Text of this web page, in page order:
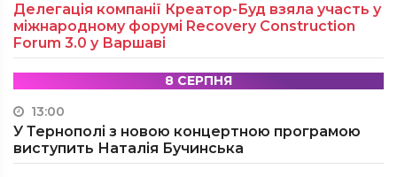
Делегація компанії Креатор-Буд взяла участь у
міжнародному форумі Recovery Construction
Forum 3.0 у Варшаві
8 СЕРПНЯ
13:00
У Тернополі з новою концертною програмою
виступить Наталія Бучинська